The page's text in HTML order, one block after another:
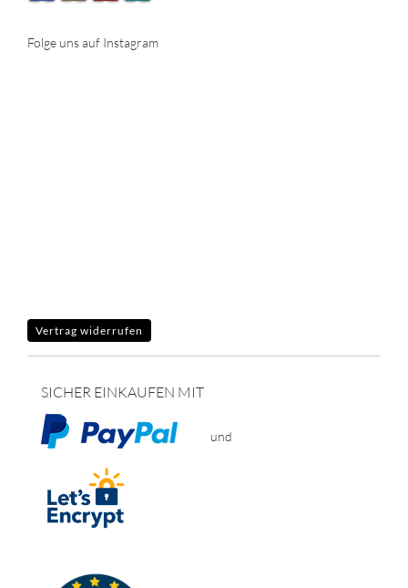
Folge uns auf Instagram
Vertrag widerrufen
SICHER EINKAUFEN MIT
und